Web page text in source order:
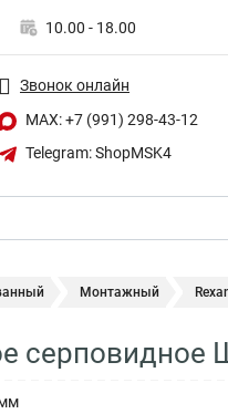
10.00 - 18.00
Звонок онлайн
MAX: +7 (991) 298-43-12
Telegram: ShopMSK4
Монтажный
серповидное